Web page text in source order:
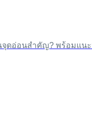
ดอ่อนสำคัญ? พร้อมแน